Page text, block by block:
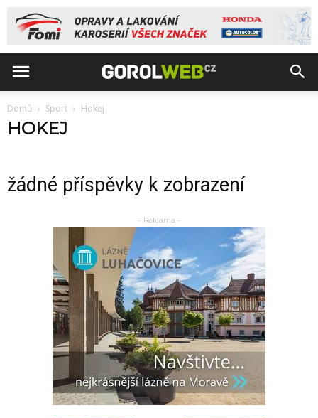
Domů Sport Hokej
HOKEJ
žádné příspěvky k zobrazení
- Reklama -